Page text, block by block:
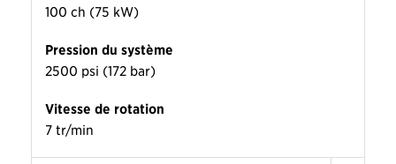
100 ch (75 kW)
Pression du système
2500 psi (172 bar)
Vitesse de rotation
7 tr/min